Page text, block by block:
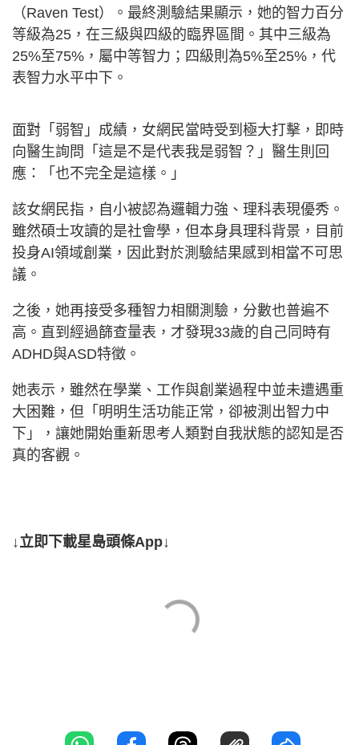
（Raven Test）。最終測驗結果顯示，她的智力百分
等級為25，在三級與四級的臨界區間。其中三級為
25%至75%，屬中等智力；四級則為5%至25%，代
表智力水平中下。
面對「弱智」成績，女網民當時受到極大打擊，即時
向醫生詢問「這是不是代表我是弱智？」醫生則回
應：「也不完全是這樣。」
該女網民指，自小被認為邏輯力強、理科表現優秀。
雖然碩士攻讀的是社會學，但本身具理科背景，目前
投身AI領域創業，因此對於測驗結果感到相當不可思
議。
之後，她再接受多種智力相關測驗，分數也普遍不
高。直到經過篩查量表，才發現33歲的自己同時有
ADHD與ASD特徵。
她表示，雖然在學業、工作與創業過程中並未遭遇重
大困難，但「明明生活功能正常，卻被測出智力中
下」，讓她開始重新思考人類對自我狀態的認知是否
真的客觀。
↓立即下載星島頭條App↓